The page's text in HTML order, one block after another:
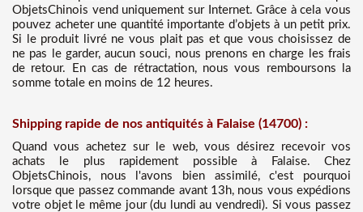
ObjetsChinois vend uniquement sur Internet. Grâce à cela vous
pouvez acheter une quantité importante d’objets à un petit prix.
Si le produit livré ne vous plait pas et que vous choisissez de
ne pas le garder, aucun souci, nous prenons en charge les frais
de retour. En cas de rétractation, nous vous remboursons la
somme totale en moins de 12 heures.
Shipping rapide de nos antiquités à Falaise (14700) :
Quand vous achetez sur le web, vous désirez recevoir vos
achats le plus rapidement possible à Falaise. Chez
ObjetsChinois, nous l'avons bien assimilé, c'est pourquoi
lorsque que passez commande avant 13h, nous vous expédions
votre objet le même jour (du lundi au vendredi). Si vous passez